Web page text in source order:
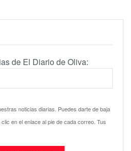
de El Diario de Oliva:
noticias diarias. Puedes darte de baja
en el enlace al pie de cada correo. Tus